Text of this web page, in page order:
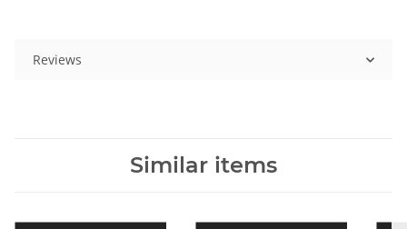
Reviews
Similar items